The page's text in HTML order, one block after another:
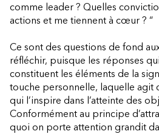
comme leader ? Quelles
actions et me tiennent à cœur ? “
Ce sont des questions de fond
réfléchir, puisque les réponses
constituent les éléments de la
touche personnelle, laquelle agit
qui l’inspire dans l’atteinte des
Conformément au principe
quoi on porte attention grandit